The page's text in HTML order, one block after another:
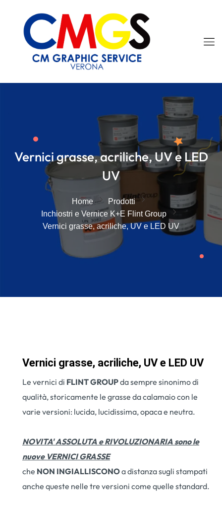
Vernici grasse, acriliche, UV e LED
UV
Home
Prodotti
Inchiostri e Vernice K+E Flint Group
Vernici grasse, acriliche, UV e LED UV
Vernici grasse, acriliche, UV e LED UV
Le vernici di FLINT GROUPda sempre sinonimo di
qualità, storicamente le grasse da calamaio con le
varie versioni: lucida, lucidissima, opaca e neutra.
NOVITA' ASSOLUTA e RIVOLUZIONARIA sono le
nuove VERNICI GRASSE
che NON INGIALLISCONOa distanza sugli stampati
anche queste nelle tre versioni come quelle standard.